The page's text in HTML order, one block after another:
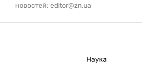
новостей: editor@zn.ua
Наука